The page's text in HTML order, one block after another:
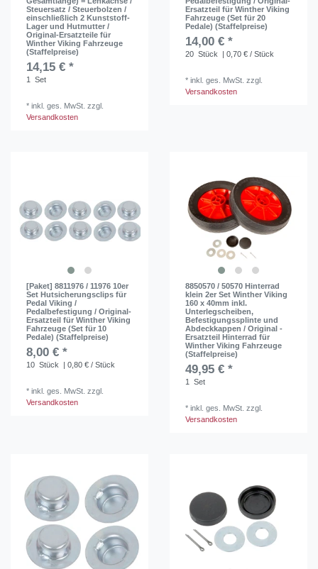
Steuersatz / Steuerbolzen /
einschließlich 2 Kunststoff-
Lager und Hutmutter /
Original-Ersatzteile für
Winther Viking Fahrzeuge
(Staffelpreise)
14,15 € *
1 Set
*inkl. ges. MwSt. zzgl.
Versandkosten
Ersatzteil für Winther Viking
Fahrzeuge (Set für 20
Pedale) (Staffelpreise)
14,00 € *
20 Stück | 0,70 € / Stück
*inkl. ges. MwSt. zzgl.
Versandkosten
[Paket] 8811976 / 11976 10er
Set Hutsicherungsclips für
Pedal Viking /
Pedalbefestigung / Original-
Ersatzteil für Winther Viking
Fahrzeuge (Set für 10
Pedale) (Staffelpreise)
8,00 € *
10 Stück | 0,80 € / Stück
*inkl. ges. MwSt. zzgl.
Versandkosten
8850570 / 50570 Hinterrad
klein 2er Set Winther Viking
160 x 40mm inkl.
Unterlegscheiben,
Befestigungssplinte und
Abdeckkappen / Original -
Ersatzteil Hinterrad für
Winther Viking Fahrzeuge
(Staffelpreise)
49,95 € *
1 Set
*inkl. ges. MwSt. zzgl.
Versandkosten